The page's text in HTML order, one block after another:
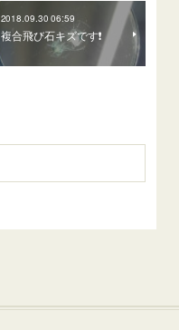
2018.09.30 06:59
複合飛び石キズです❗